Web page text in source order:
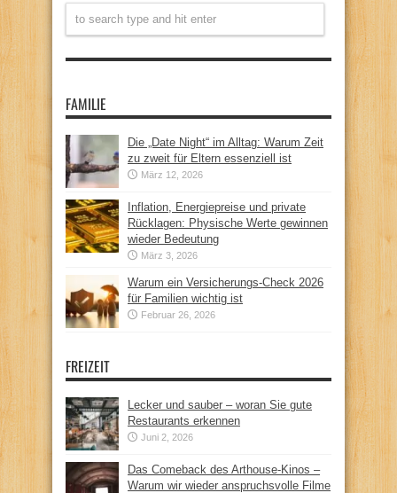
FAMILIE
Die „Date Night“ im Alltag: Warum Zeit
zu zweit für Eltern essenziell ist
März 12, 2026
Inflation, Energiepreise und private
Rücklagen: Physische Werte gewinnen
wieder Bedeutung
März 3, 2026
Warum ein Versicherungs-Check 2026
für Familien wichtig ist
Februar 26, 2026
FREIZEIT
Lecker und sauber – woran Sie gute
Restaurants erkennen
Juni 2, 2026
Das Comeback des Arthouse-Kinos –
Warum wir wieder anspruchsvolle Filme